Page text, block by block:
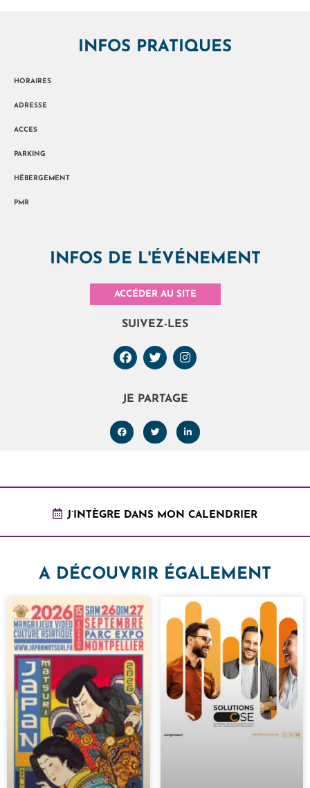
INFOS PRATIQUES
HORAIRES
ADRESSE
ACCES
PARKING
HÉBERGEMENT
PMR
INFOS DE L'ÉVÉNEMENT
ACCÉDER AU SITE
SUIVEZ-LES
JE PARTAGE
J’INTÈGRE DANS MON CALENDRIER
A DÉCOUVRIR ÉGALEMENT